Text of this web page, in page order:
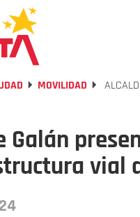
MOVILIDAD
Galán
vial